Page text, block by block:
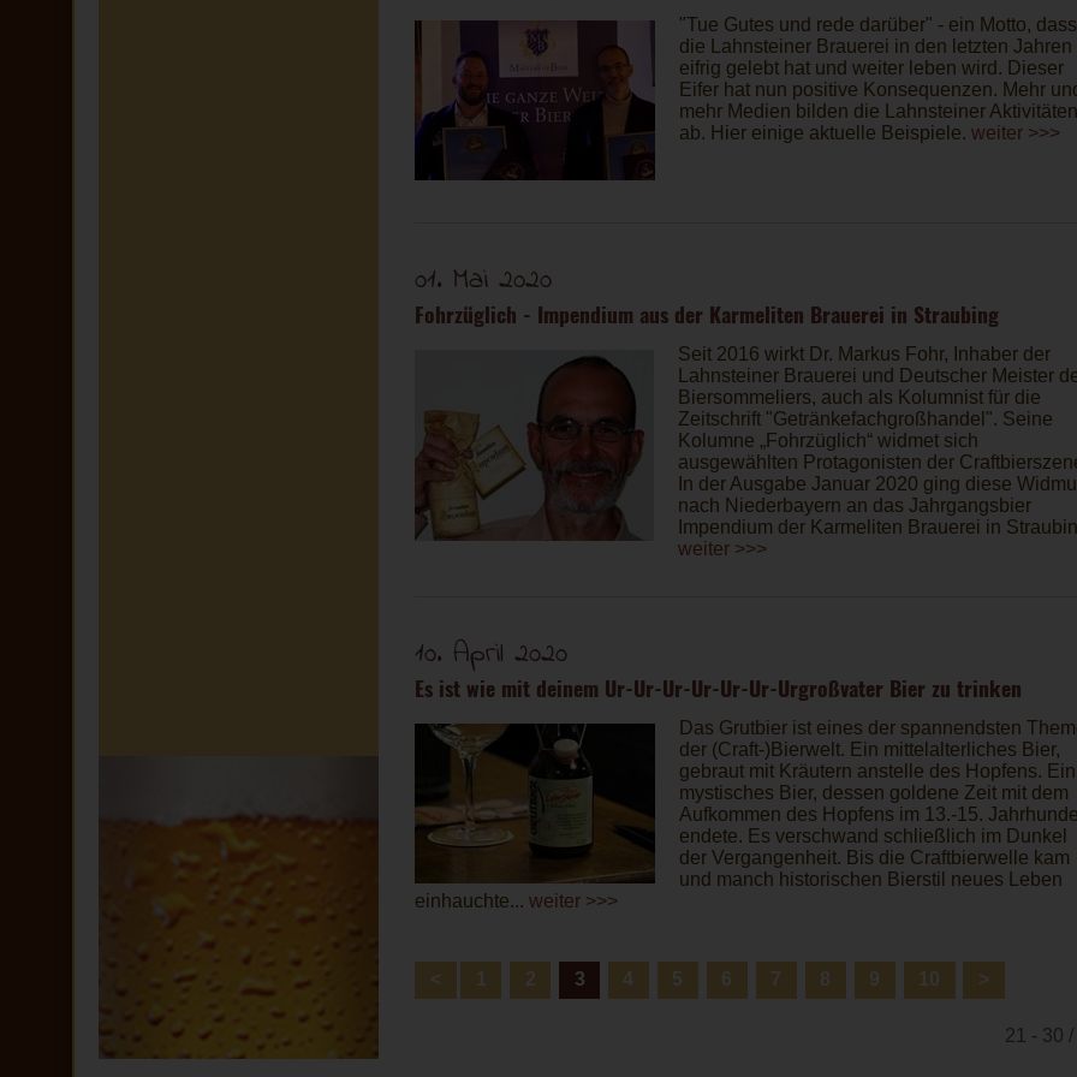
"Tue Gutes und rede darüber" - ein Motto, dass
die Lahnsteiner Brauerei in den letzten Jahren
eifrig gelebt hat und weiter leben wird. Dieser
Eifer hat nun positive Konsequenzen. Mehr
mehr Medien bilden die Lahnsteiner Aktivitäten
ab. Hier einige aktuelle Beispiele. weiter >>>
01. Mai 2020
Fohrzüglich - Impendium aus der Karmeliten Brauerei in Straubing
Seit 2016 wirkt Dr. Markus Fohr, Inhaber der
Lahnsteiner Brauerei und Deutscher Meister
Biersommeliers, auch als Kolumnist für die
Zeitschrift "Getränkefachgroßhandel". Seine
Kolumne „Fohrzüglich“ widmet sich
ausgewählten Protagonisten der
In der Ausgabe Januar 2020 ging diese
nach Niederbayern an das Jahrgangsbier
Impendium der Karmeliten Brauerei in
weiter >>>
10. April 2020
Es ist wie mit deinem Ur-Ur-Ur-Ur-Ur-Ur-Urgroßvater Bier zu trinken
Das Grutbier ist eines der spannendsten
der (Craft-)Bierwelt. Ein mittelalterliches Bier,
gebraut mit Kräutern anstelle des Hopfens. Ein
mystisches Bier, dessen goldene Zeit mit dem
Aufkommen des Hopfens im 13.-15.
endete. Es verschwand schließlich im Dunkel
der Vergangenheit. Bis die Craftbierwelle kam
und manch historischen Bierstil neues Leben
einhauchte... weiter >>>
< 1 2 3 4 5 6 7 8 9 10 >
21 - 30 /